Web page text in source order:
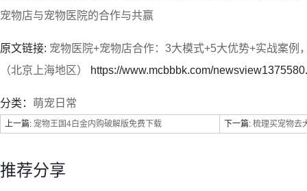
宠物店与宠物医院的合作与共赢
原文链接: 宠物医院+宠物店合作：3大模式+5大优势+实战案例
（北京上海地区）
https://www.mcbbbk.com/
分类： 萌宠日常
上一篇: 宠物王国4白金内购破解版免费下载 下一篇: 梳理买宠物去
推荐分享